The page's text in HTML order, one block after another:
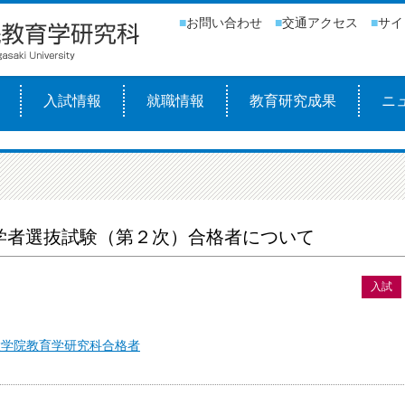
■お問い合わせ ■交通アクセス ■サ
入試情報 就職情報 教育研究成果 ニ
選抜試験（第２次）合格者について
入試
院教育学研究科合格者